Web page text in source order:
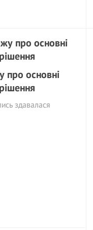
про основні
здавалася